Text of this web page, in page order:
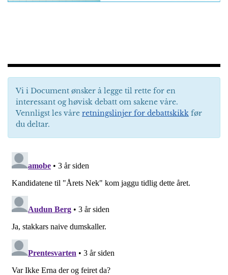
Vi i Document ønsker å legge til rette for en
interessant og høvisk debatt om sakene våre.
Vennligst les våre retningslinjer for debattskikk før
du deltar.